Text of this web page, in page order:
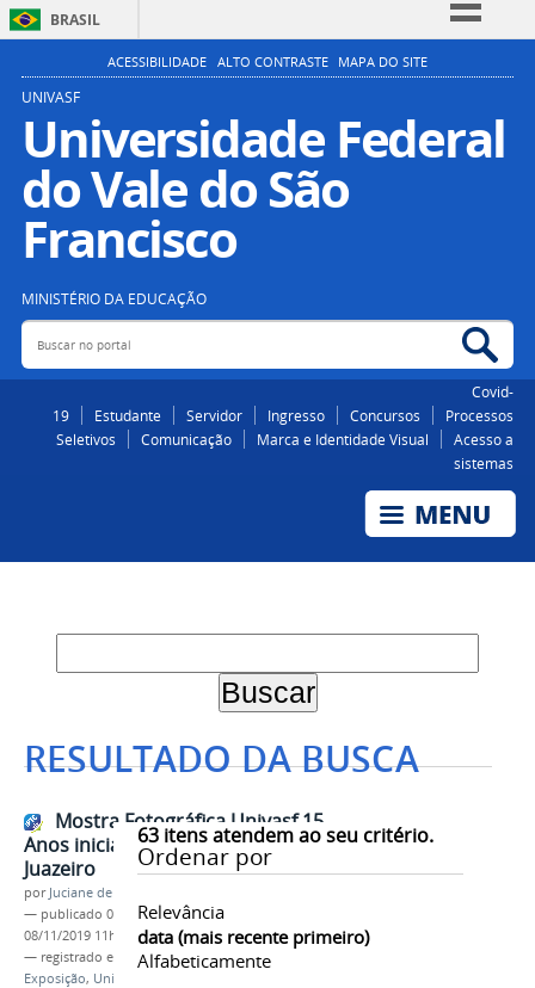
BRASIL
Simplifique!
Participe
Acesso à informação
Legislação
ACESSIBILIDADE ALTO CONTRASTE MAPA DO SITE
UNIVASF
Universidade Federal
do Vale do São
Francisco
MINISTÉRIO DA EDUCAÇÃO
Buscar no portal
Covid-
19
Estudante Servidor Ingresso Concursos
Processos
Seletivos
Comunicação Marca e Identidade Visual
Acesso a
sistemas
RESULTADO DA BUSCA
63itens atendem ao seu critério.
Ordenar por
Relevância
data (mais recente primeiro)
Alfabeticamente
Mostra Fotográfica Univasf 15
Anos inicia temporada no Campus
Juazeiro
por Juciane de Jesus Aleixo
— publicado 08/11/2019—última modificação
08/11/2019 11h41
— registrado em:
Campus Juazeiro,DACC
Exposição, Univasf 15 Anos